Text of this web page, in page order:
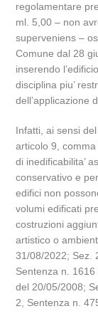
regolamentare
ml. 5,00 – non
superveniens –
Comune dal 28
inserendo
disciplina piu’
dell’applicazione
Infatti, ai sensi
articolo 9,
di inedificabilita’
conservativo e
edifici non
volumi edificati
costruzioni
artistico o
31/08/2022; Sez.
Sentenza n.
del 20/05/2008;
2, Sentenza n.